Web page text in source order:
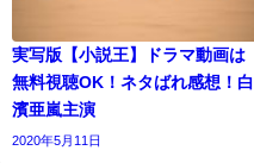
実写版【小説王】ドラマ動画は
無料視聴OK！ネタばれ感想！白
濱亜嵐主演
2020年5月11日